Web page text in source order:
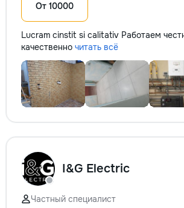
От 10000
Lucram cinstit si calitativ Работаем
качественно читать всё
I&G Electric
Частный специалист